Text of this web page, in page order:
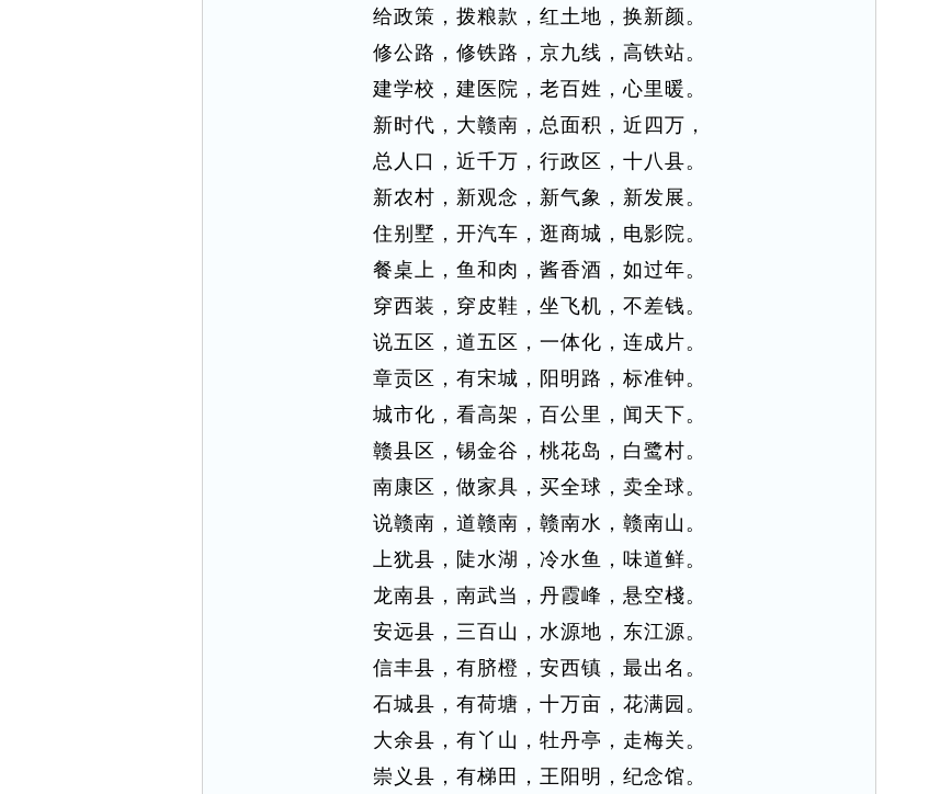
给政策，拨粮款，红土地，换新颜。
修公路，修铁路，京九线，高铁站。
建学校，建医院，老百姓，心里暖。
新时代，大赣南，总面积，近四万，
总人口，近千万，行政区，十八县。
新农村，新观念，新气象，新发展。
住别墅，开汽车，逛商城，电影院。
餐桌上，鱼和肉，酱香酒，如过年。
穿西装，穿皮鞋，坐飞机，不差钱。
说五区，道五区，一体化，连成片。
章贡区，有宋城，阳明路，标准钟。
城市化，看高架，百公里，闻天下。
赣县区，锡金谷，桃花岛，白鹭村。
南康区，做家具，买全球，卖全球。
说赣南，道赣南，赣南水，赣南山。
上犹县，陡水湖，冷水鱼，味道鲜。
龙南县，南武当，丹霞峰，悬空棧。
安远县，三百山，水源地，东江源。
信丰县，有脐橙，安西镇，最出名。
石城县，有荷塘，十万亩，花满园。
大余县，有丫山，牡丹亭，走梅关。
崇义县，有梯田，王阳明，纪念馆。